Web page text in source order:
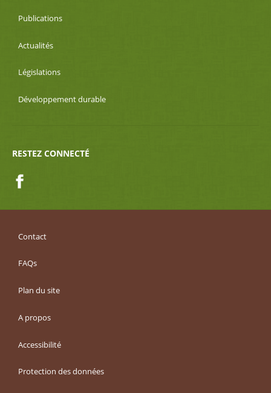
Publications
Actualités
Législations
Développement durable
RESTEZ CONNECTÉ
Contact
FAQs
Plan du site
A propos
Accessibilité
Protection des données